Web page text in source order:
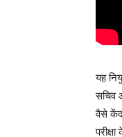
यह
सचिव
वैसे